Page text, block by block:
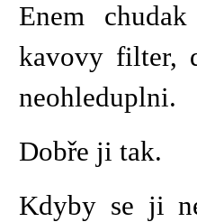
Enem
kavovy filter,
neohleduplni.
Dobře ji tak.
Kdyby se ji